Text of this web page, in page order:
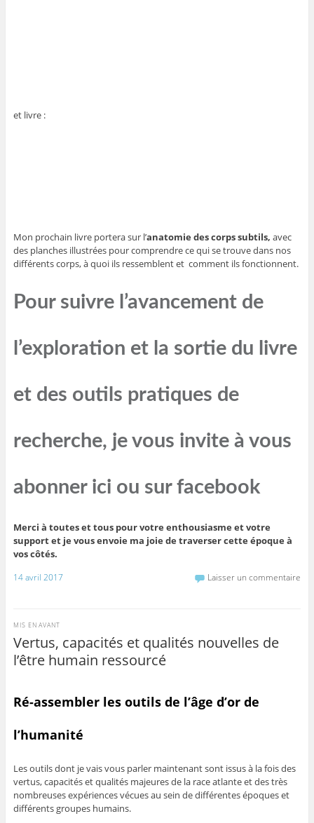
et livre :
Mon prochain livre portera sur l’anatomie des corps subtils, avec
des planches illustrées pour comprendre ce qui se trouve dans nos
différents corps, à quoi ils ressemblent et comment ils fonctionnent.
Pour suivre l’avancement de
l’exploration et la sortie du livre
et des outils pratiques de
recherche, je vous invite à vous
abonner ici ou sur facebook
Merci à toutes et tous pour votre enthousiasme et votre
support et je vous envoie ma joie de traverser cette époque à
vos côtés.
14 avril 2017 Laisser un commentaire
Vertus, capacités et qualités nouvelles de
l’être humain ressourcé
MIS EN AVANT
Ré-assembler les outils de l’âge d’or de
l’humanité
Les outils dont je vais vous parler maintenant sont issus à la fois des
vertus, capacités et qualités majeures de la race atlante et des très
nombreuses expériences vécues au sein de différentes époques et
différents groupes humains.